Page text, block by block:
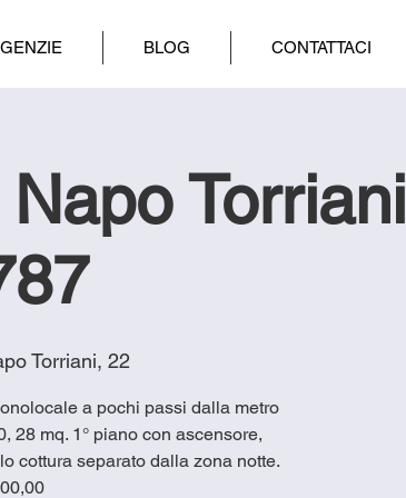
BLOG CONTATTACI
Torriani
Torriani, 22
a pochi passi dalla metro
28 mq. 1° piano con ascensore,
cottura separato dalla zona notte.